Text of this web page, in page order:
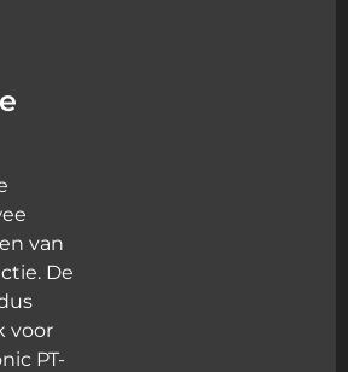
van
De
voor
PT-